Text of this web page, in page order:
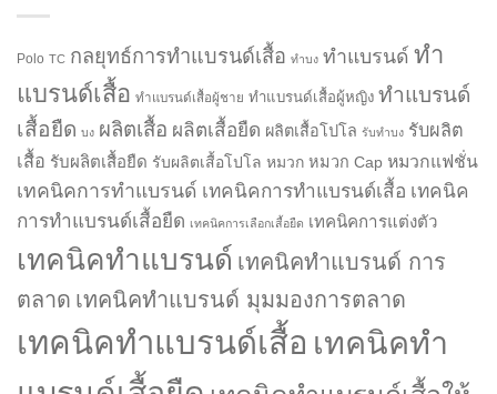
Polo TC กลยุทธ์การทำแบรนด์เสื้อ ทำบง ทำแบรนด์ ทำ
แบรนด์เสื้อ ทำแบรนด์เสื้อผู้ชาย ทำแบรนด์เสื้อผู้หญิง ทำแบรนด์
เสื้อยืด บง ผลิตเสื้อ ผลิตเสื้อยืด ผลิตเสื้อโปโล รับทำบง รับผลิต
เสื้อ รับผลิตเสื้อยืด รับผลิตเสื้อโปโล หมวก หมวก Cap หมวกแฟชั่น
เทคนิคการทำแบรนด์ เทคนิคการทำแบรนด์เสื้อ เทคนิค
การทำแบรนด์เสื้อยืด เทคนิคการเลือกเสื้อยืด เทคนิคการแต่งตัว
เทคนิคทำแบรนด์ เทคนิคทำแบรนด์ การ
ตลาด เทคนิคทำแบรนด์ มุมมองการตลาด
เทคนิคทำแบรนด์เสื้อ เทคนิคทำ